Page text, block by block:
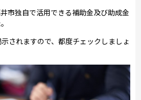
市独自で活用できる補助金及び助成金
されますので、都度チェックしましょ